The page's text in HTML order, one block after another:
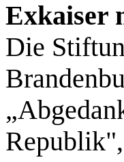
Exkaiser
Die